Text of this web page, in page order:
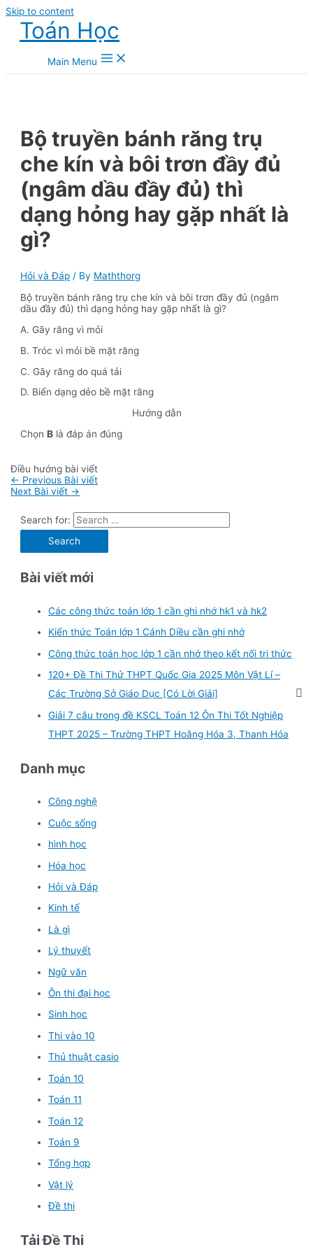
Skip to content
Toán Học
Main Menu
Bộ truyền bánh răng trụ
che kín và bôi trơn đầy đủ
(ngâm dầu đầy đủ) thì
dạng hỏng hay gặp nhất là
gì?
Hỏi và Đáp / By Maththorg
Bộ truyền bánh răng trụ che kín và bôi trơn đầy đủ (ngâm
dầu đầy đủ) thì dạng hỏng hay gặp nhất là gì?
A. Gãy răng vì mỏi
B. Tróc vì mỏi bề mặt răng
C. Gãy răng do quá tải
D. Biến dạng dẻo bề mặt răng
Hướng dẫn
ChọnB là đáp án đúng
Điều hướng bài viết
← Previous Bài viết
Next Bài viết →
Search for:
Bài viết mới
Các công thức toán lớp 1 cần ghi nhớ hk1 và hk2
Kiến thức Toán lớp 1 Cánh Diều cần ghi nhớ
Công thức toán học lớp 1 cần nhớ theo kết nối tri thức
120+ Đề Thi Thử THPT Quốc Gia 2025 Môn Vật Lí –
Các Trường Sở Giáo Dục [Có Lời Giải]
Giải 7 câu trong đề KSCL Toán 12 Ôn Thi Tốt Nghiệp
THPT 2025 – Trường THPT Hoằng Hóa 3, Thanh Hóa
Danh mục
Công nghệ
Cuộc sống
hình học
Hóa học
Hỏi và Đáp
Kinh tế
Là gì
Lý thuyết
Ngữ văn
Ôn thi đại học
Sinh học
Thi vào 10
Thủ thuật casio
Toán 10
Toán 11
Toán 12
Toán 9
Tổng hợp
Vật lý
Đề thi
Tải Đề Thi